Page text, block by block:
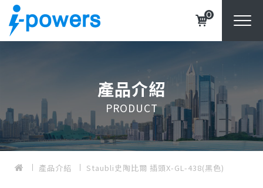
0
產品介紹
PRODUCT
產品介紹 Staubli史陶比爾 插頭X-GL-438(黑色)